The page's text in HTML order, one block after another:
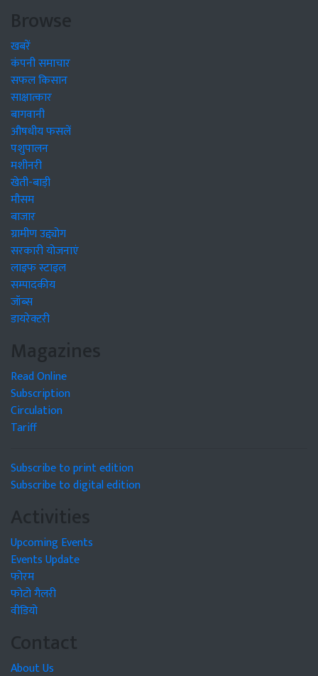
Browse
खबरें
कंपनी समाचार
सफल किसान
साक्षात्कार
बागवानी
औषधीय फसलें
पशुपालन
मशीनरी
खेती-बाड़ी
मौसम
बाजार
ग्रामीण उद्द्योग
सरकारी योजनाएं
लाइफ स्टाइल
सम्पादकीय
जॉब्स
डायरेक्टरी
Magazines
Read Online
Subscription
Circulation
Tariff
Subscribe to print edition
Subscribe to digital edition
Activities
Upcoming Events
Events Update
फोरम
फोटो गैलरी
वीडियो
Contact
About Us